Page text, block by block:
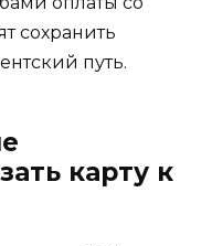
сохранить
путь.
карту к